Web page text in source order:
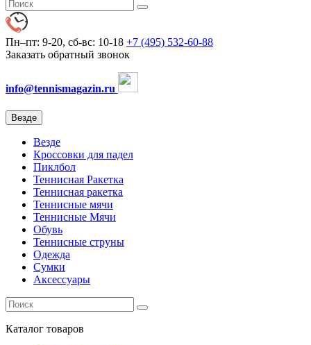
Пн–пт: 9-20, сб-вс: 10-18 +7 (495) 532-60-88
Заказать обратный звонок
info@tennismagazin.ru
Везде
Везде
Кроссовки для падел
Пиклбол
Теннисная Ракетка
Теннисная ракетка
Теннисные мячи
Теннисные Мячи
Обувь
Теннисные струны
Одежда
Сумки
Аксессуары
Каталог товаров